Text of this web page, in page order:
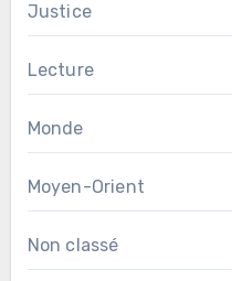
Justice
Lecture
Monde
Moyen-Orient
Non classé